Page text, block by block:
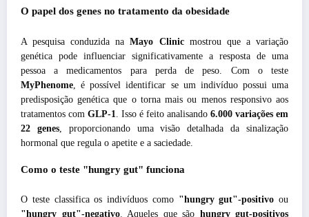
O papel dos genes no tratamento da obesidade
A pesquisa conduzida naMayo Clinicmostrou que a variação
genética pode influenciar significativamente a resposta de uma
pessoa a medicamentos para perda de peso. Com o teste
MyPhenome , é possível identificar se um indivíduo possui uma
predisposição genética que o torna mais ou menos responsivo aos
tratamentos com GLP-1 . Isso é feito analisando 6.000 variações em
22 genes, proporcionando uma visão detalhada da sinalização
hormonal que regula o apetite e a saciedade.
Como o teste "hungry gut" funciona
O teste classifica os indivíduos como "hungry gut"-positivo ou
"hungry gut"-negativo. Aqueles que são hungry gut-positivos